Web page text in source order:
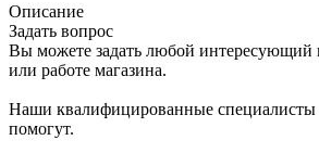
Описание
Задать вопрос
Вы можете задать любой интересующий
или работе магазина.
Наши квалифицированные специалисты
помогут.